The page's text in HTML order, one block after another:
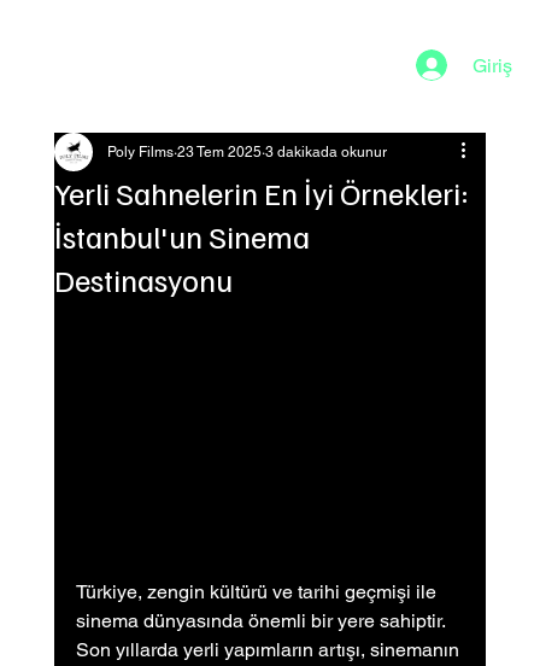
Giriş
Yerli Sahnelerin En İyi Örnekleri:
İstanbul'un Sinema
Destinasyonu
Poly Films 23 Tem 2025 3 dakikada okunur
Türkiye, zengin kültürü ve tarihi geçmişi ile
sinema dünyasında önemli bir yere sahiptir.
Son yıllarda yerli yapımların artışı, sinemanın